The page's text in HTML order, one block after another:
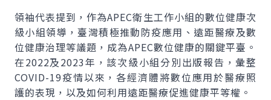
領袖代表提到，作為APEC衛生工作小組的數位健康次
級小組領導，臺灣積極推動防疫應用、遠距醫療及數
位健康治理等議題，成為APEC數位健康的關鍵平臺。
在2022及2023年，該次級小組分別出版報告，彙整
COVID-19疫情以來，各經濟體將數位應用於醫療照
護的表現，以及如何利用遠距醫療促進健康平等權。